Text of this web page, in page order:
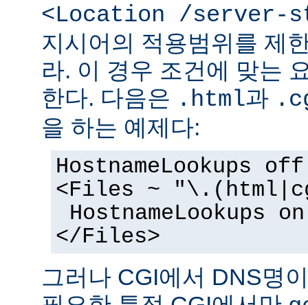
<Location /server-
지시어의 적용범위를 제
라. 이 경우 조건에 맞는
한다. 다음은 .html과
을 하는 예제다:
HostnameLookups off
<Files ~
HostnameLookups on
</Files>
그러나 CGI에서 DNS명